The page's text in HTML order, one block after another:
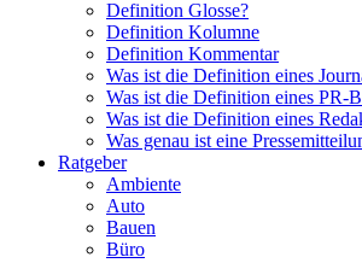
Definition Glosse?
Definition Kolumne
Definition Kommentar
Was ist die Definition eines
Was ist die Definition eines PR-
Was ist die Definition eines
Was genau ist eine
Ratgeber
Ambiente
Auto
Bauen
Büro